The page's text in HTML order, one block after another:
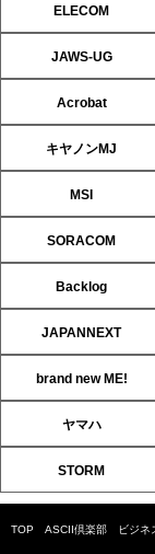
ELECOM
JAWS-UG
Acrobat
キヤノンMJ
MSI
SORACOM
Backlog
JAPANNEXT
brand new ME!
ヤマハ
STORM
TOP ASCII倶楽部 ビジネ